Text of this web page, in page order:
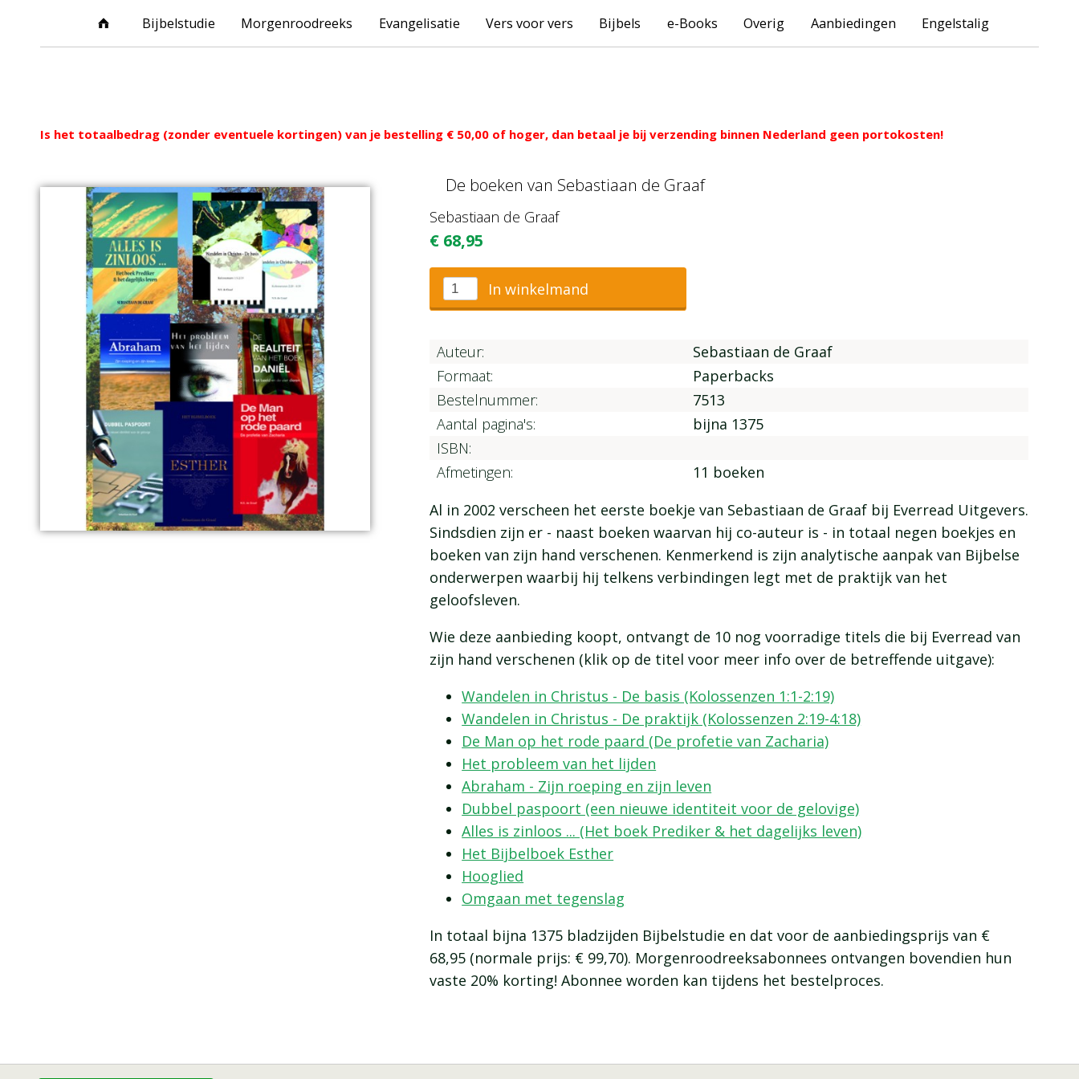
Bijbelstudie Morgenroodreeks Evangelisatie Vers voor vers Bijbels e-Books Overig Aanbiedingen Engelstalig
Webshop
Is het totaalbedrag (zonder eventuele kortingen) van je bestelling € 50,00 of hoger, dan betaal je bij verzending binnen Nederland geen portokosten!
De boeken van Sebastiaan de Graaf
Sebastiaan de Graaf
€ 68,95
In winkelmand
Auteur:
Sebastiaan de Graaf
Formaat:
Paperbacks
Bestelnummer:
7513
Aantal pagina's:
bijna 1375
ISBN:
Afmetingen:
11 boeken
Al in 2002 verscheen het eerste boekje van Sebastiaan de Graaf bij Everread Uitgevers.
Sindsdien zijn er - naast boeken waarvan hij co-auteur is - in totaal negen boekjes en
boeken van zijn hand verschenen. Kenmerkend is zijn analytische aanpak van Bijbelse
onderwerpen waarbij hij telkens verbindingen legt met de praktijk van het
geloofsleven.
Wie deze aanbieding koopt, ontvangt de 10 nog voorradige titels die bij Everread van
zijn hand verschenen (klik op de titel voor meer info over de betreffende uitgave):
Wandelen in Christus - De basis (Kolossenzen 1:1-2:19)
Wandelen in Christus - De praktijk (Kolossenzen 2:19-4:18)
De Man op het rode paard (De profetie van Zacharia)
Het probleem van het lijden
Abraham - Zijn roeping en zijn leven
Dubbel paspoort (een nieuwe identiteit voor de gelovige)
Alles is zinloos ... (Het boek Prediker & het dagelijks leven)
Het Bijbelboek Esther
Hooglied
Omgaan met tegenslag
In totaal bijna 1375 bladzijden Bijbelstudie en dat voor de aanbiedingsprijs van €
68,95 (normale prijs: € 99,70). Morgenroodreeksabonnees ontvangen bovendien hun
vaste 20% korting! Abonnee worden kan tijdens het bestelproces.